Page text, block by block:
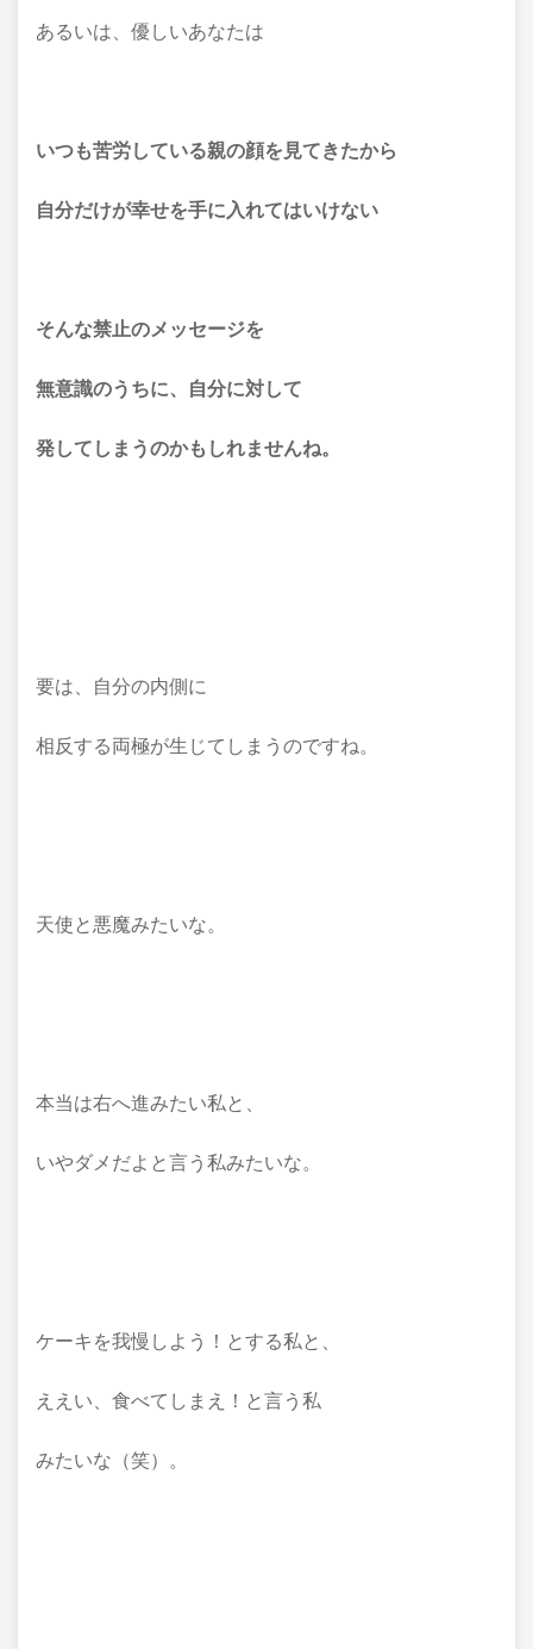
あるいは、優しいあなたは
いつも苦労している親の顔を見てきたから
自分だけが幸せを手に入れてはいけない
そんな禁止のメッセージを
無意識のうちに、自分に対して
発してしまうのかもしれませんね。
要は、自分の内側に
相反する両極が生じてしまうのですね。
天使と悪魔みたいな。
本当は右へ進みたい私と、
いやダメだよと言う私みたいな。
ケーキを我慢しよう！とする私と、
ええい、食べてしまえ！と言う私
みたいな（笑）。